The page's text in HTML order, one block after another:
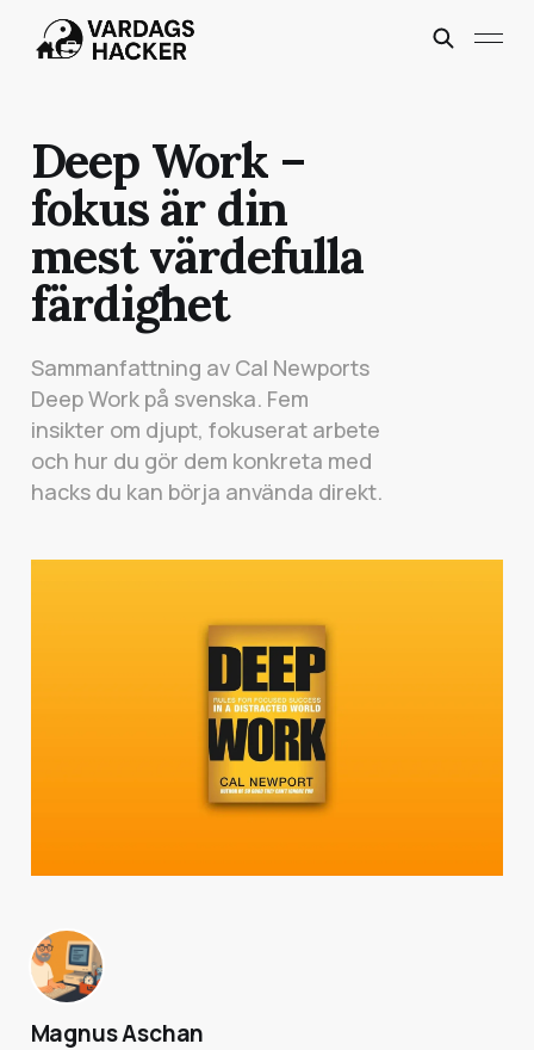
Deep Work –
fokus är din
mest värdefulla
färdighet
Sammanfattning av Cal Newports
Deep Work på svenska. Fem
insikter om djupt, fokuserat arbete
och hur du gör dem konkreta med
hacks du kan börja använda direkt.
Magnus Aschan